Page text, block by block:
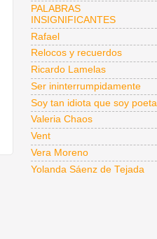
PALABRAS
INSIGNIFICANTES
Rafael
Relocos y recuerdos
Ricardo Lamelas
Ser ininterrumpidamente
Soy tan idiota que soy poeta
Valeria Chaos
Vent
Vera Moreno
Yolanda Sáenz de Tejada